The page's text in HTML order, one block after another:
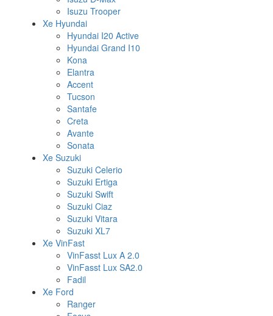
Isuzu Trooper
Xe Hyundai
Hyundai I20 Active
Hyundai Grand I10
Kona
Elantra
Accent
Tucson
Santafe
Creta
Avante
Sonata
Xe Suzuki
Suzuki Celerio
Suzuki Ertiga
Suzuki Swift
Suzuki Ciaz
Suzuki Vitara
Suzuki XL7
Xe VinFast
VinFasst Lux A 2.0
VinFasst Lux SA2.0
Fadil
Xe Ford
Ranger